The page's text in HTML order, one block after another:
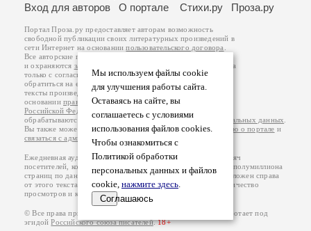
Мы используем файлы cookie
для улучшения работы сайта.
Оставаясь на сайте, вы
соглашаетесь с условиями
использования файлов cookies.
Чтобы ознакомиться с
Политикой обработки
персональных данных и файлов
cookie, нажмите здесь.
Соглашаюсь
Вход для авторов
О портале Стихи.ру Проза.ру
Портал Проза.ру предоставляет авторам возможность
свободной публикации своих литературных произведений в
сети Интернет на основаниипользовательского договора
Все авторские права на произведения принадлежат авторам
и охраняются законом
. Перепечатка произведений возможна
только с согласия его автора, к которому вы можете
обратиться на его авторской странице. Ответственность за
тексты произведений авторы несут самостоятельно на
основанииправил публикацииизаконодательства
Российской Федерации
обрабатываются на основанииПолитики обработки персональных данных
Вы также можете посмотреть более подробнуюинформацию о портале и
связаться с администрацией
Ежедневная аудитория портала Проза.ру – порядка 100 тысяч
посетителей, которые в общей сумме просматривают более полумиллиона
страниц по данным счетчика посещаемости, который расположен справа
от этого текста. В каждой графе указано по две цифры: количество
просмотров и количество посетителей.
© Все права принадлежат авторам, 2000-2026. Портал работает под
эгидойРоссийского союза писателей.18+